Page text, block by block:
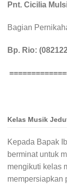
Pnt. Cicilia
Bagian
Bp. Rio:
Kelas Musik
Kepada Bapak
berminat untuk
mengikuti kelas
mempersiapkan